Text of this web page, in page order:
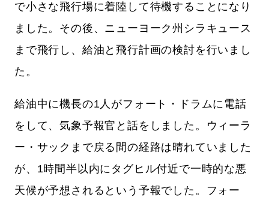
で小さな飛行場に着陸して待機することになり
ました。その後、ニューヨーク州シラキュース
まで飛行し、給油と飛行計画の検討を行いまし
た。
給油中に機長の1人がフォート・ドラムに電話
をして、気象予報官と話をしました。ウィーラ
ー・サックまで戻る間の経路は晴れていました
が、1時間半以内にタグヒル付近で一時的な悪
天候が予想されるという予報でした。フォー